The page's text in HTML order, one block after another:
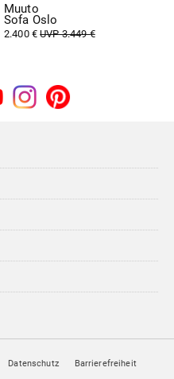
Muuto
Sofa Oslo
2.400 €UVP 3.449 €
Datenschutz Barrierefreiheit